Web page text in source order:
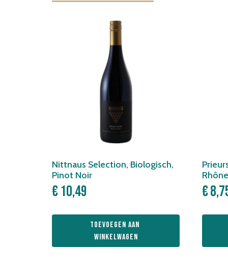
Nittnaus Selection, Biologisch,
Pinot Noir
€10,49
Toevoegen aan
winkelwagen
€